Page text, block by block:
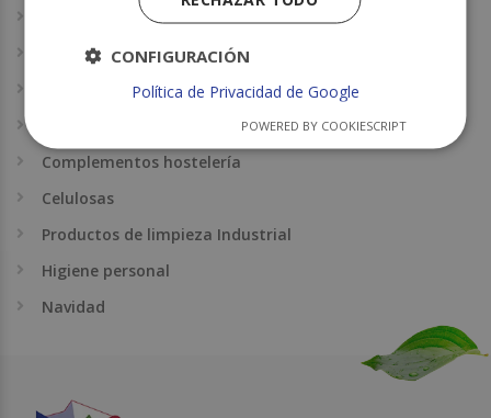
Rollo aluminio
Rollos y precintos
Complementos hostelería
Celulosas
Productos de limpieza Industrial
Higiene personal
Navidad
CONFIGURACIÓN
Política de Privacidad de Google
POWERED BY COOKIESCRIPT